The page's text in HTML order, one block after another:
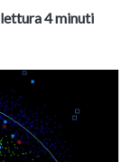
4 minuti